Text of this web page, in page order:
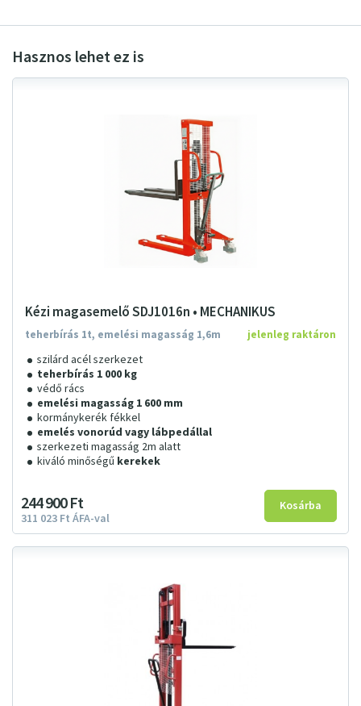
Kézi magasemelő SDJ1016n • MECHANIKUS
teherbírás 1t, emelési magasság 1,6m
szilárd acél szerkezet
teherbírás 1 000 kg
védő rács
emelési magasság 1 600 mm
kormánykerék fékkel
emelés vonorúd vagy lábpedállal
szerkezeti magasság 2m alatt
kiváló minőségű kerekek
jelenleg raktáron
244900Ft
311 023 Ft ÁFA-val